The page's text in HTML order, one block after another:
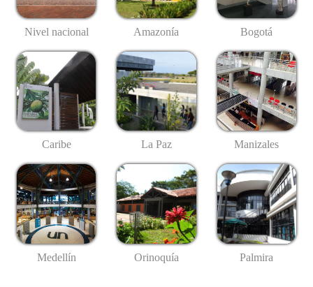
Nivel nacional Amazonía Bogotá
Caribe La Paz Manizales
Medellín Orinoquía Palmira